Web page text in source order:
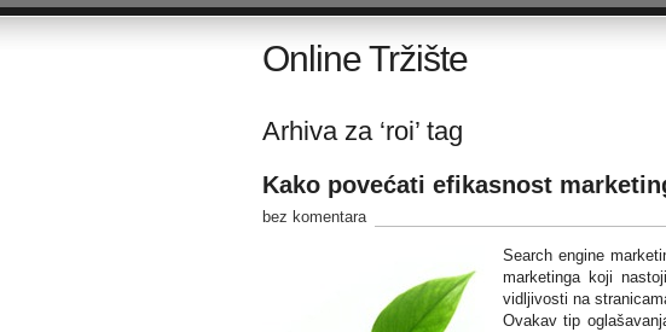
Online Tržište
Arhiva za ‘roi’ tag
Kako povećati efikasnost
bez komentara
Search engine
marketinga koji
vidljivosti na
Ovakav tip